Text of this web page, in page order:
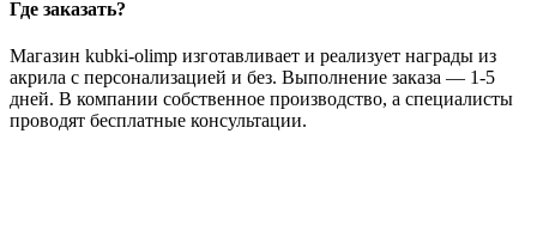
Где заказать?
Магазин kubki-olimp изготавливает и реализует награды из
акрила с персонализацией и без. Выполнение заказа — 1-5
дней. В компании собственное производство, а специалисты
проводят бесплатные консультации.